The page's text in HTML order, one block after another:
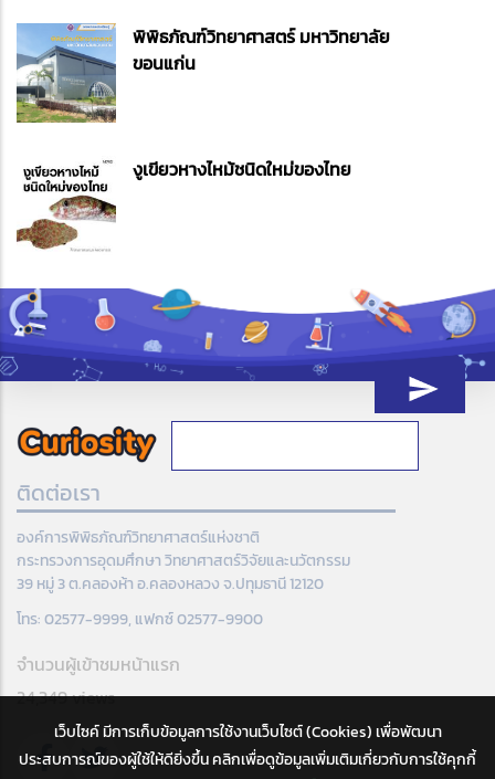
พิพิธภัณฑ์วิทยาศาสตร์ มหาวิทยาลัย
ขอนแก่น
งูเขียวหางไหม้ชนิดใหม่ของไทย
ติดต่อเรา
องค์การพิพิธภัณฑ์วิทยาศาสตร์แห่งชาติ
กระทรวงการอุดมศึกษา วิทยาศาสตร์วิจัยและนวัตกรรม
39 หมู่ 3 ต.คลองห้า อ.คลองหลวง จ.ปทุมธานี 12120
โทร: 02577-9999, แฟกซ์ 02577-9900
จำนวนผู้เข้าชมหน้าแรก
24,349 views
เว็บไซค์ มีการเก็บข้อมูลการใช้งานเว็บไซต์ (Cookies) เพื่อพัฒนา
ประสบการณ์ของผู้ใช้ให้ดียิ่งขึ้น คลิกเพื่อดูข้อมูลเพิ่มเติมเกี่ยวกับการใช้คุกกี้